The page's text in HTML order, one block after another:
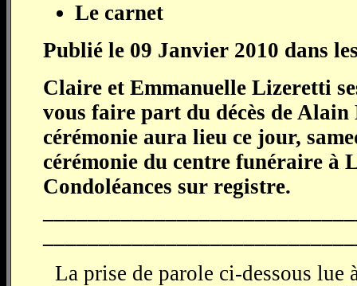
Le carnet
Publié le 09 Janvier 2010 dans
Claire et Emmanuelle Lizeretti
vous faire part du décès de Alain
cérémonie aura lieu ce jour,
cérémonie du centre funéraire
Condoléances sur registre.
La prise de parole ci-dessous lue